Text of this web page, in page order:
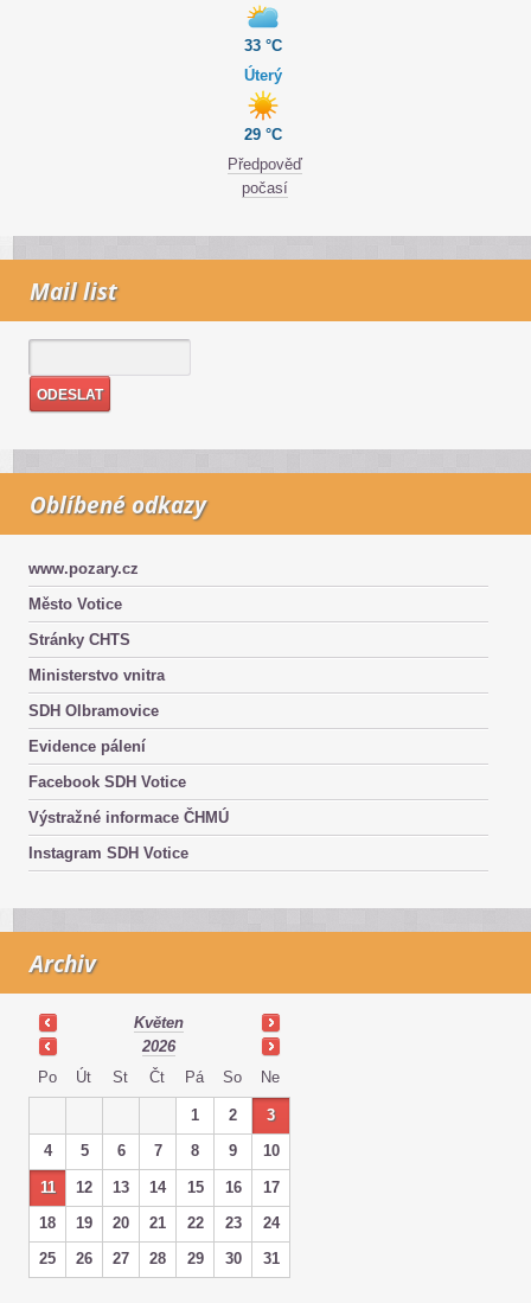
33 °C
Úterý
29 °C
Předpověď
počasí
Mail list
Oblíbené odkazy
www.pozary.cz
Město Votice
Stránky CHTS
Ministerstvo vnitra
SDH Olbramovice
Evidence pálení
Facebook SDH Votice
Výstražné informace ČHMÚ
Instagram SDH Votice
Archiv
Květen
2026
Po
Út St Čt Pá So Ne
1 2
3
4
5 6 7 8 9 10
11 12 13 14 15 16
17
18
19 20 21 22 23
24
25
26 27 28 29 30 31